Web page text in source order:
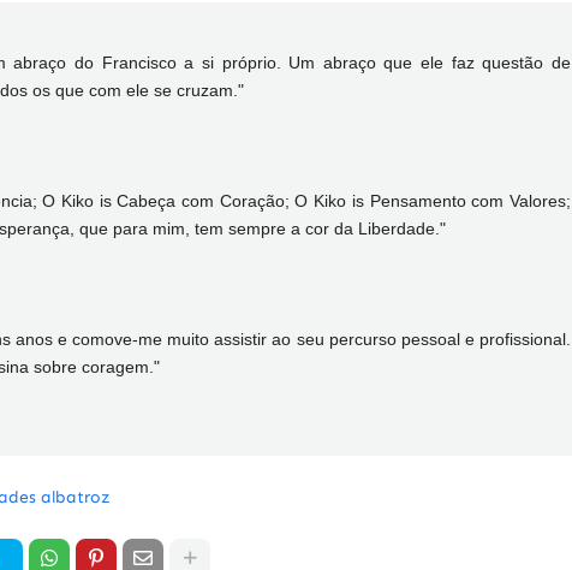
abraço do Francisco a si próprio. Um abraço que ele faz questão de
os que com ele se cruzam."
O Kiko is Cabeça com Coração; O Kiko is Pensamento com Valores;
que para mim, tem sempre a cor da Liberdade."
anos e comove-me muito assistir ao seu percurso pessoal e profissional.
sobre coragem."
albatroz